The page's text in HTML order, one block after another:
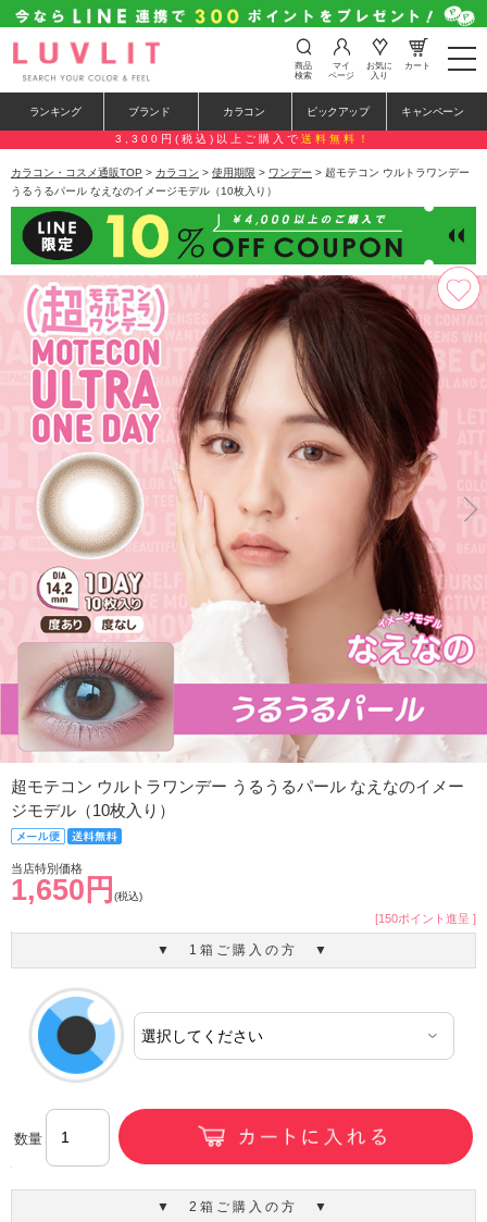
t
o
e
n
a
a
i
o
n
商品
検索
マイ
ページ
お気に
入り
カート
ランキング ブランド カラコン ピックアップ キャンペーン
3,300円(税込)以上ご購入で 送料無料！
カラコン・コスメ通販TOP > カラコン > 使用期限 > ワンデー > 超モテコン ウルトラワンデー
うるうるパール なえなのイメージモデル（10枚入り）
超モテコン ウルトラワンデー うるうるパール なえなのイメー
ジモデル（10枚入り）
当店特別価格
1,650円 (税込)
[150ポイント進呈 ]
▼ 1箱ご購入の方 ▼
数量
▼ 2箱ご購入の方 ▼